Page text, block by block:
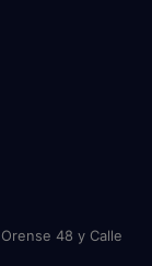
48 y Calle